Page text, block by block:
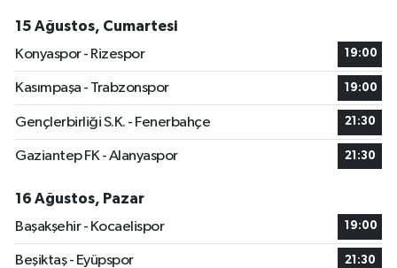
15 Ağustos, Cumartesi
Konyaspor - Rizespor
19:00
Kasımpaşa - Trabzonspor 19:00
Gençlerbirliği S.K. - Fenerbahçe 21:30
Gaziantep FK - Alanyaspor 21:30
16 Ağustos, Pazar
Başakşehir - Kocaelispor
19:00
Beşiktaş - Eyüpspor 21:30